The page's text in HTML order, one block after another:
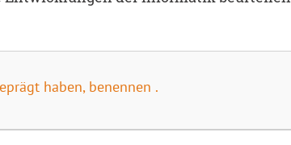
haben, benennen .